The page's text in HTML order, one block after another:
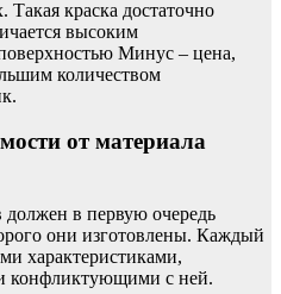
Такая краска достаточно
высоким
Минус – цена,
количеством
от материала
в первую очередь
они изготовлены. Каждый
характеристиками,
конфликтующими с ней.